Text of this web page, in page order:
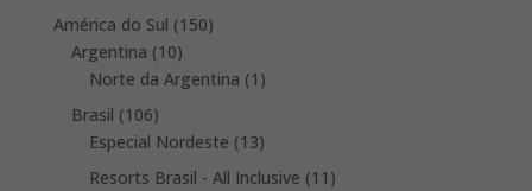
América do Sul 150150
Argentina 1010
products
Norte da Argentina 1 1
Brasil 106106
products
Especial Nordeste 1313
products
Resorts Brasil - All Inclusive 11 11